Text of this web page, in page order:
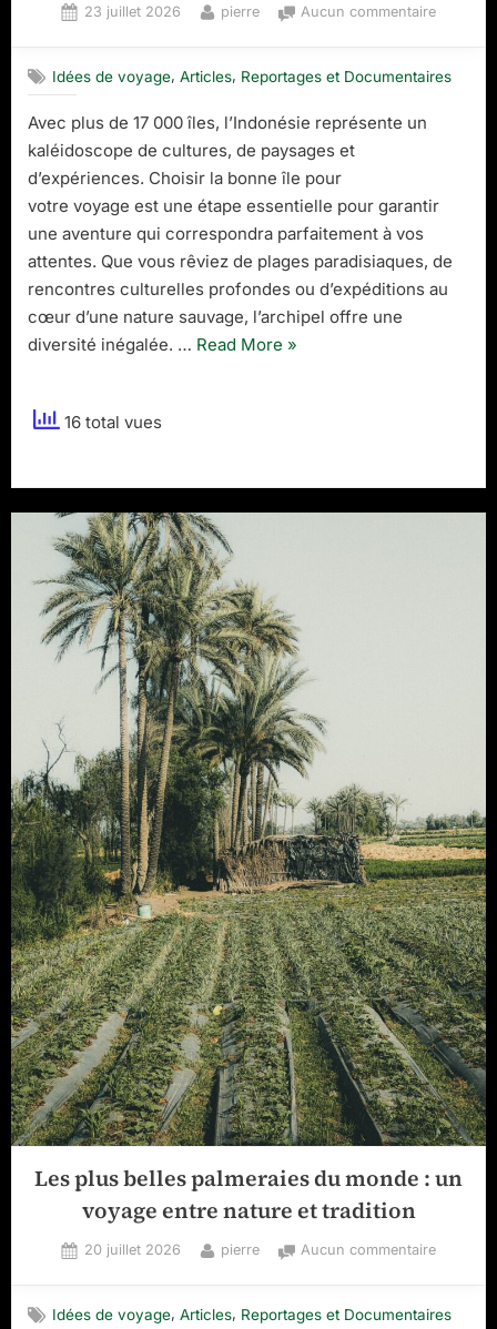
Posted
23 juillet 2026 By
pierre Aucun commentairesur
choisir
Idées de voyage, Articles, Reportages et Documentaires
Avec plus de 17 000 îles, l’Indonésie représente un
kaléidoscope de cultures, de paysages et
d’expériences. Choisir la bonne île pour
votre voyage est une étape essentielle pour garantir
une aventure qui correspondra parfaitement à vos
attentes. Que vous rêviez de plages paradisiaques, de
rencontres culturelles profondes ou d’expéditions au
cœur d’une nature sauvage, l’archipel offre une
diversité inégalée. … Read More “Quelle
en
»
16 total vues
Les plus belles palmeraies du monde : un
voyage entre nature et tradition
Posted
20 juillet 2026 By
pierre Aucun commentairesur
belles
Idées de voyage, Articles, Reportages et Documentaires